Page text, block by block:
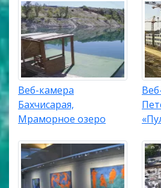
Веб-камера
Бахчисарая,
Мраморное озеро